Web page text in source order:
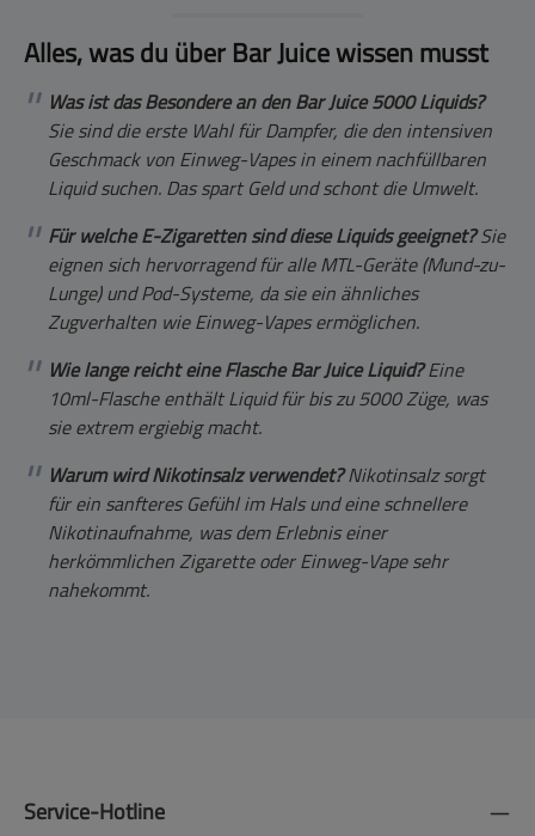
Alles, was du über Bar Juice wissen musst
Was ist das Besondere an den Bar Juice 5000 Liquids?
Sie sind die erste Wahl für Dampfer, die den intensiven
Geschmack von Einweg-Vapes in einem nachfüllbaren
Liquid suchen. Das spart Geld und schont die Umwelt.
Für welche E-Zigaretten sind diese Liquids geeignet?Sie
eignen sich hervorragend für alle MTL-Geräte (Mund-zu-
Lunge) und Pod-Systeme, da sie ein ähnliches
Zugverhalten wie Einweg-Vapes ermöglichen.
Wie lange reicht eine Flasche Bar Juice Liquid?Eine
10ml-Flasche enthält Liquid für bis zu 5000 Züge, was
sie extrem ergiebig macht.
Warum wird Nikotinsalz verwendet?Nikotinsalz sorgt
für ein sanfteres Gefühl im Hals und eine schnellere
Nikotinaufnahme, was dem Erlebnis einer
herkömmlichen Zigarette oder Einweg-Vape sehr
nahekommt.
Service-Hotline